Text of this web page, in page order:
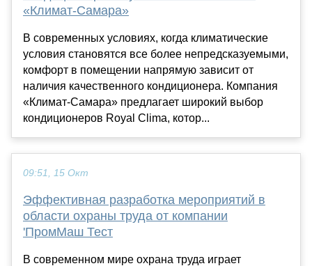
«Климат-Самара»
В современных условиях, когда климатические
условия становятся все более непредсказуемыми,
комфорт в помещении напрямую зависит от
наличия качественного кондиционера. Компания
«Климат-Самара» предлагает широкий выбор
кондиционеров Royal Clima, котор...
09:51, 15 Окт
Эффективная разработка мероприятий в
области охраны труда от компании
'ПромМаш Тест
В современном мире охрана труда играет